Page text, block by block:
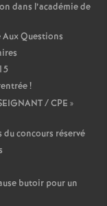
dans l’académie de
Questions
!
/CPE »
concours réservé
butoir pour un